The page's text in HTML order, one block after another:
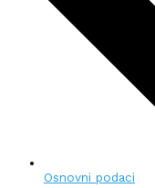
Osnovni podaci